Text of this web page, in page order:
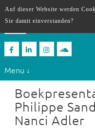
Menu ↓
Philippe
Nanci Adler
Auf dieser Website werden
Sie damit einverstanden?